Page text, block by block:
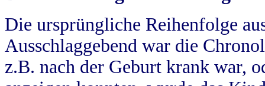
Die ursprüngliche Reihenfolge
Ausschlaggebend war die
z.B. nach der Geburt krank war,